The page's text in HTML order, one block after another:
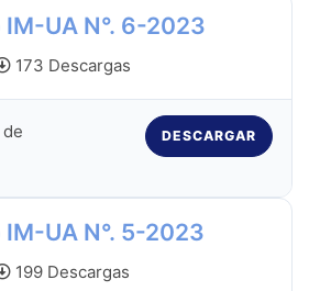
UA N°. 6-2023
173 Descargas
DESCARGAR
UA N°. 5-2023
199 Descargas